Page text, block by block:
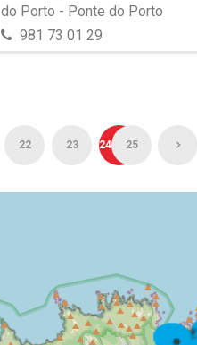
do Porto - Ponte do Porto
981 73 01 29
22 23 24 25